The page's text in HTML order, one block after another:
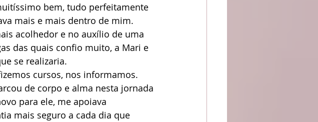
bem, tudo perfeitamente
mais e mais dentro de mim.
das quais confio muito, a Mari e
se realizaria.
cursos, nos informamos.
de corpo e alma nesta jornada
para ele, me apoiava
mais seguro a cada dia que